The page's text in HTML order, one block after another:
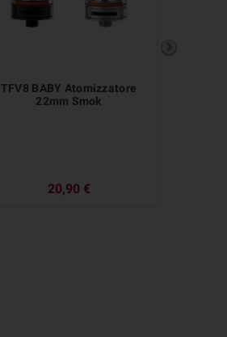
TFV8 BABY Atomizzatore
22mm Smok
20,90 €